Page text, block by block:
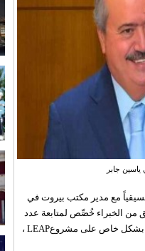
ياسين جابر
مع مدير مكتب بيروت في
من الخبراء خُصِّص لمتابعة عدد
من المشاريع قيد التنفيذ، وجرى التركيز بشكل خاص على مشروعLEAP ،